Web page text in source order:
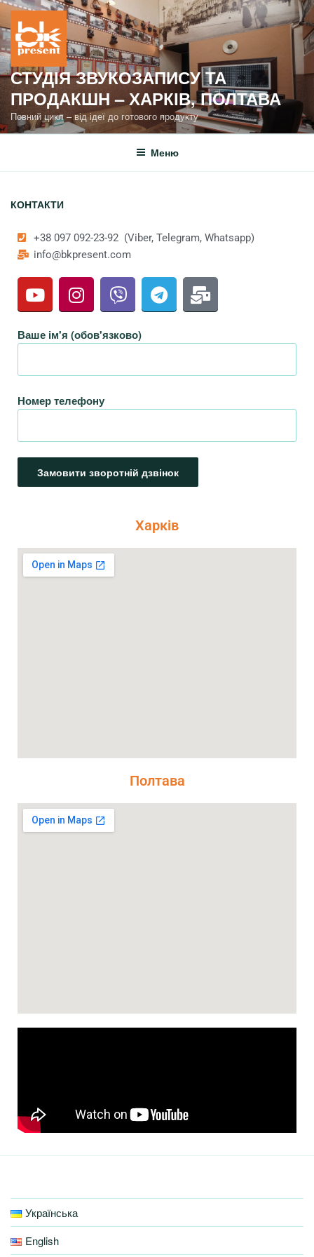
СТУДІЯ ЗВУКОЗАПИСУ ТА
ПРОДАКШН – ХАРКІВ, ПОЛТАВА
Повний цикл – від ідеї до готового продукту
Меню
КОНТАКТИ
+38 097 092-23-92 (Viber, Telegram, Whatsapp)
info@bkpresent.com
Ваше ім'я (обов'язково)
Номер телефону
Харків
Полтава
Українська
English